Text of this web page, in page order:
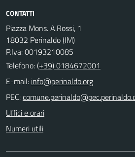
CONTATTI
Piazza Mons. A.Rossi, 1
18032 Perinaldo (IM)
P.Iva: 00193210085
Telefono:(+39) 0184672001
E-mail:
PEC:
Uffici e orari
Numeri utili